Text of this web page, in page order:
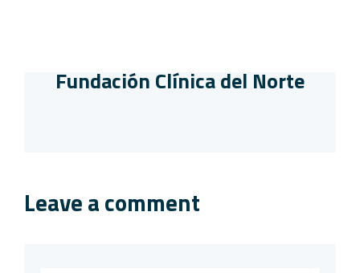
Fundación Clínica del Norte
Leave a comment